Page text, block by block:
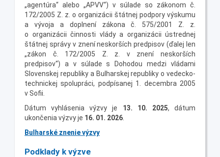
„agentúra“ alebo „APVV“) v súlade so zákonom č.
172/2005 Z. z. o organizácii štátnej podpory výskumu
a vývoja a doplnení zákona č. 575/2001 Z. z.
o organizácii činnosti vlády a organizácii ústrednej
štátnej správy v znení neskorších predpisov (ďalej len
„zákon č. 172/2005 Z. z. v znení neskorších
predpisov“) a v súlade s Dohodou medzi vládami
Slovenskej republiky a Bulharskej republiky o vedecko-
technickej spolupráci, podpísanej 1. decembra 2005
v Sofii.
Dátum vyhlásenia výzvy je 13. 10. 2025, dátum
ukončenia výzvy je 16. 01. 2026
Bulharské znenie výzvy
Podklady k výzve